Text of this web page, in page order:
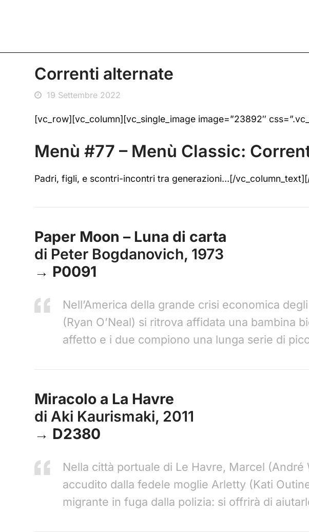
Correnti alternate
19 Settembre 2022
[vc_row][vc_column][vc_single_image image=”23892″
Menù #77 – Menù Classic:
Padri, figli, e scontri-incontri tra generazioni…[/
Paper Moon – Luna di carta
di Peter Bogdanovich, 1973
→ P0091
Nell’America della grande crisi economica
(Ryan O’Neal) si ritrova affidata una bambina
affetto e i due compiono una lunga serie di
Miracolo a La Havre
di Aki Kaurismaki, 2011
→ D2380
Nella città portuale di Le Havre, Marcel
accudito dalla fedele moglie Arletty (Kati
migrante in fuga dalla polizia: si offrirà di